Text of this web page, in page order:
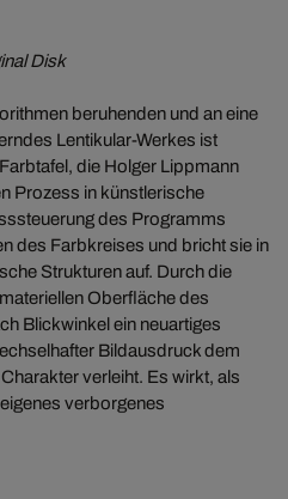
Disk
beruhenden und an eine
Lentikular-Werkes ist
die Holger Lippmann
Prozess in künstlerische
des Programms
des Farbkreises und bricht sie in
Strukturen auf. Durch die
Oberfläche des
Blickwinkel ein neuartiges
Bildausdruck dem
verleiht. Es wirkt, als
verborgenes